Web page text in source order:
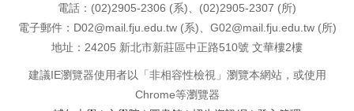
電話：(02)2905-2306 (系)、(02)2905-2307 (所)
電子郵件：D02@mail.fju.edu.tw (系)、G02@mail.fju.edu.tw (所)
地址：24205 新北市新莊區中正路510號 文華樓2樓
建議IE瀏覽器使用者以「非相容性檢視」瀏覽本網站，或使用
Chrome等瀏覽器